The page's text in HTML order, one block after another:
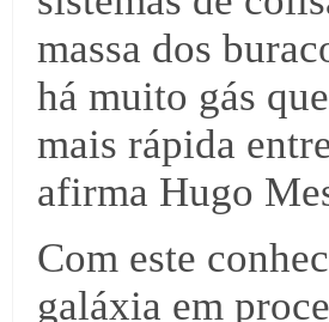
massa dos
há muito gás
mais rápida
afirma Hugo
Com este
galáxia em